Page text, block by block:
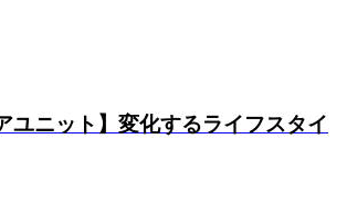
ユニット】変化するライフスタイ